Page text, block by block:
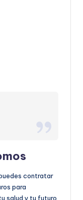
contratar
para
salud y tu futuro